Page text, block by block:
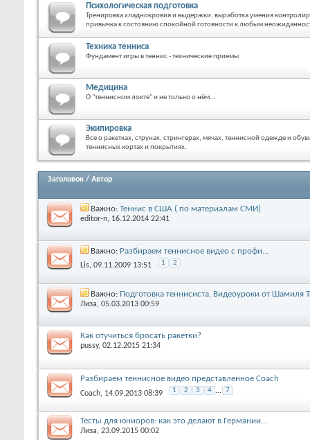
Психологическая подготовка
Тренировка хладнокровия и выдержки, выработка умения
привычка к состоянию спокойной готовности к любым
Техника тенниса
Фундамент игры в теннис - технические приемы
Медицина
О "теннисном локте" и не только о нём...
Экипировка
Все о ракетках, струнах, стрингерах, мячах, теннисной одежде и
теннисных кортах и покрытиях.
Заголовок / Автор
Важно: Теннис в США ( по материалам СМИ)
editor-n, 16.12.2014 22:41
Важно: Разбираем теннисное видео с профи...
Lis, 09.11.2009 13:51 1 2
Важно: Подготовка теннисиста. Видеоуроки от Шамиля
Лиза, 05.03.2013 00:59
Как отучиться бросать ракетки?
pussy, 02.12.2015 21:34
Разбираем теннисное видео представленное Coach
Coach, 14.09.2013 08:39 1 2 3 4 ... 7
Тесты для юниоров: как это делают в Германии...
Лиза, 23.09.2015 00:02